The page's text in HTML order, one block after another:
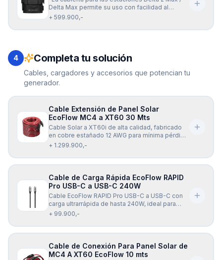
Delta Max permite su uso con facilidad al
mismo tiempo que lo protege del agua,
Dimensiones: 50.1cm (Largo) x 26.9cm (Ancho) x
+ 599.900,-
4 Completa tu solución
Cables, cargadores y accesorios que potencian tu
generador.
Cable Extensión de Panel Solar
EcoFlow MC4 a XT60 30 Mts
Cable Solar a XT60i de alta calidad, fabricado
en cobre estañado 12 AWG para mínima pérdida
de energía y transmisión estable. Soporta hasta
temperaturas, y ofrece una conexión segura y
+ 1.299.900,-
Cable de Carga Rápida EcoFlow RAPID
Pro USB-C a USB-C 240W
Cable EcoFlow RAPID Pro USB-C a USB-C con
carga ultrarrápida de hasta 240W, ideal para
portátiles, celulares, tablets y más. Diseño
de dispositivos USB-C. Incluye chip inteligente
+ 99.900,-
Cable de Conexión Para Panel Solar de
MC4 A XT60 EcoFlow 10 mts